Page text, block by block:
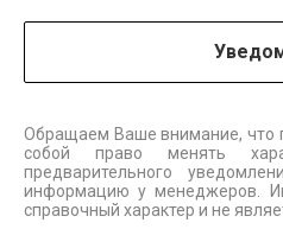
Обращаем Ваше внимание, что
собой право менять
предварительного
информацию у менеджеров.
справочный характер и не